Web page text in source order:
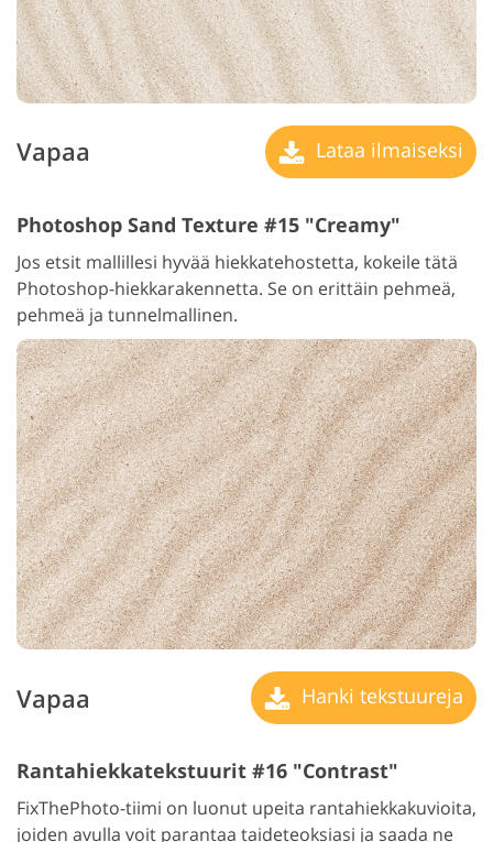
Vapaa Lataa ilmaiseksi
Photoshop Sand Texture #15 "Creamy"
Jos etsit mallillesi hyvää hiekkatehostetta, kokeile tätä
Photoshop-hiekkarakennetta. Se on erittäin pehmeä,
pehmeä ja tunnelmallinen.
Vapaa Hanki tekstuureja
Rantahiekkatekstuurit #16 "Contrast"
FixThePhoto-tiimi on luonut upeita rantahiekkakuvioita,
joiden avulla voit parantaa taideteoksiasi ja saada ne